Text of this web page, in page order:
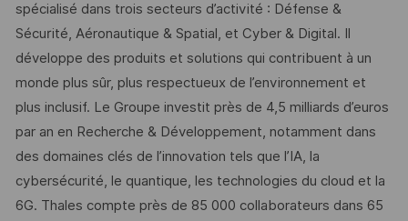
spécialisé dans trois secteurs d’activité : Défense &
Sécurité, Aéronautique & Spatial, et Cyber & Digital. Il
développe des produits et solutions qui contribuent à un
monde plus sûr, plus respectueux de l’environnement et
plus inclusif. Le Groupe investit près de 4,5 milliards d’euros
par an en Recherche & Développement, notamment dans
des domaines clés de l’innovation tels que l’IA, la
cybersécurité, le quantique, les technologies du cloud et la
6G. Thales compte près de 85 000 collaborateurs dans 65